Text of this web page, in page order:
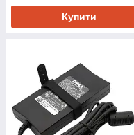
Купити